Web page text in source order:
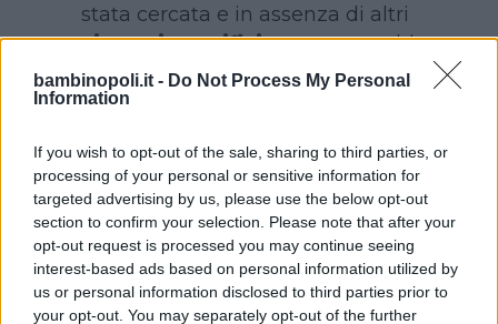
bambinopoli.it - Do Not Process My Personal
Information
If you wish to opt-out of the sale, sharing to third parties, or
processing of your personal or sensitive information for
targeted advertising by us, please use the below opt-out
section to confirm your selection. Please note that after your
opt-out request is processed you may continue seeing
interest-based ads based on personal information utilized by
us or personal information disclosed to third parties prior to
your opt-out. You may separately opt-out of the further
stata cercata e in assenza di altri
sintomi specificiquesto potrebbe
trarre in inganno la donna rispetto al
suo stato reale.
Se, però, c’è il dubbio di essere
incinta, vale la pena fissare una
visita ginecologica per accertare o
meno l’avvio della gravidanza.
Il rischio di un distacco del